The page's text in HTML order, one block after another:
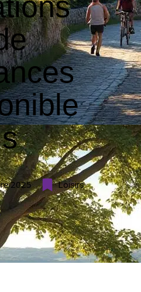
s
2025 Loisirs